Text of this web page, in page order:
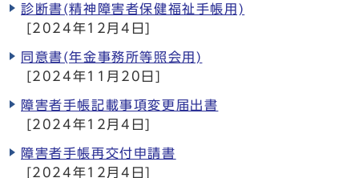
診断書(精神障害者保健福祉手帳用)
[2024年12月4日]
同意書(年金事務所等照会用)
[2024年11月20日]
障害者手帳記載事項変更届出書
[2024年12月4日]
障害者手帳再交付申請書
[2024年12月4日]